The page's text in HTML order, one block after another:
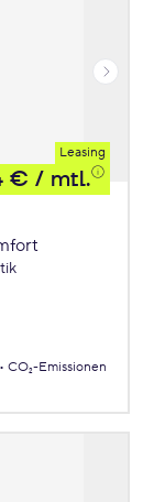
Leasing
€ / mtl.
CO₂-Emissionen